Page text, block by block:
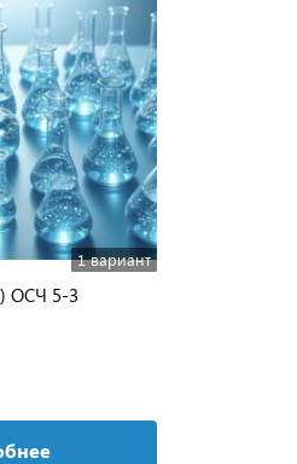
1 вариант
ОСЧ 5-3